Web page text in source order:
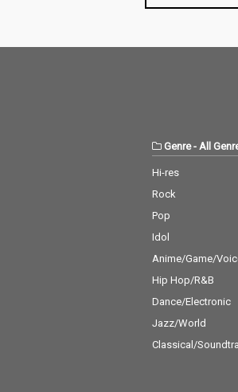
Genre- All
Hi-res
Rock
Pop
Idol
Anime/Game/
Hip Hop/R&B
Dance/Electronic
Jazz/World
Classical/